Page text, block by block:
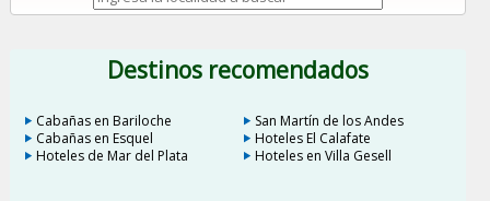
Destinos recomendados
Cabañas en Bariloche
San Martín de los Andes
Cabañas en Esquel
Hoteles El Calafate
Hoteles de Mar del Plata
Hoteles en Villa Gesell